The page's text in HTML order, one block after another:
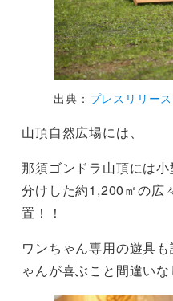
出典： プレスリリース
山頂自然広場には、
那須ゴンドラ山頂には
分けした約1,200㎡の広
置！！
ワンちゃん専用の遊具
ゃんが喜ぶこと間違いな